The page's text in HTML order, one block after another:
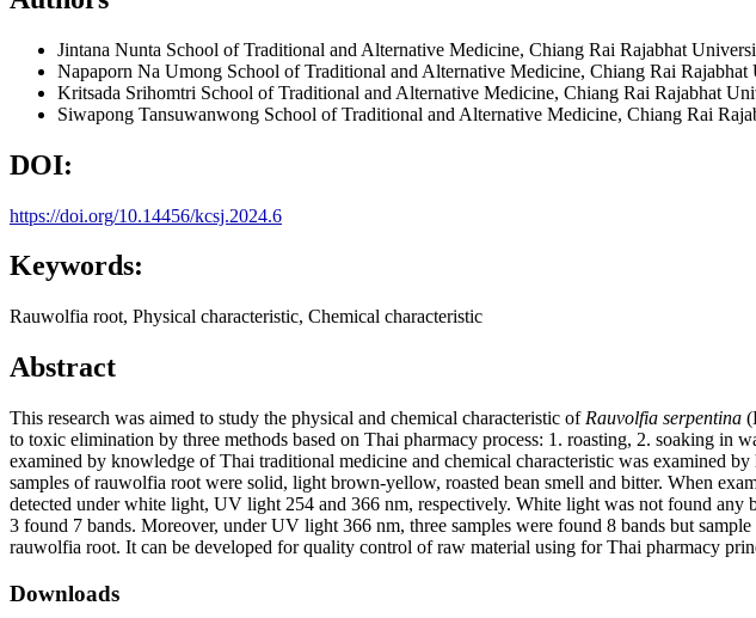
Jintana Nunta School of Traditional and Alternative Medicine, Chiang Rai Rajabhat
Napaporn Na Umong School of Traditional and Alternative Medicine, Chiang Rai Rajabhat
Kritsada Srihomtri School of Traditional and Alternative Medicine, Chiang Rai Rajabhat
Siwapong Tansuwanwong School of Traditional and Alternative Medicine, Chiang Rai
DOI:
https://doi.org/10.14456/kcsj.2024.6
Keywords:
Rauwolfia root, Physical characteristic, Chemical characteristic
Abstract
This research was aimed to study the physical and chemical characteristic of Rauvolfia serpentina
to toxic elimination by three methods based on Thai pharmacy process: 1. roasting, 2. soaking in
examined by knowledge of Thai traditional medicine and chemical characteristic was examined
samples of rauwolfia root were solid, light brown-yellow, roasted bean smell and bitter. When
detected under white light, UV light 254 and 366 nm, respectively. White light was not found
3 found 7 bands. Moreover, under UV light 366 nm, three samples were found 8 bands but
rauwolfia root. It can be developed for quality control of raw material using for Thai pharmacy
Downloads